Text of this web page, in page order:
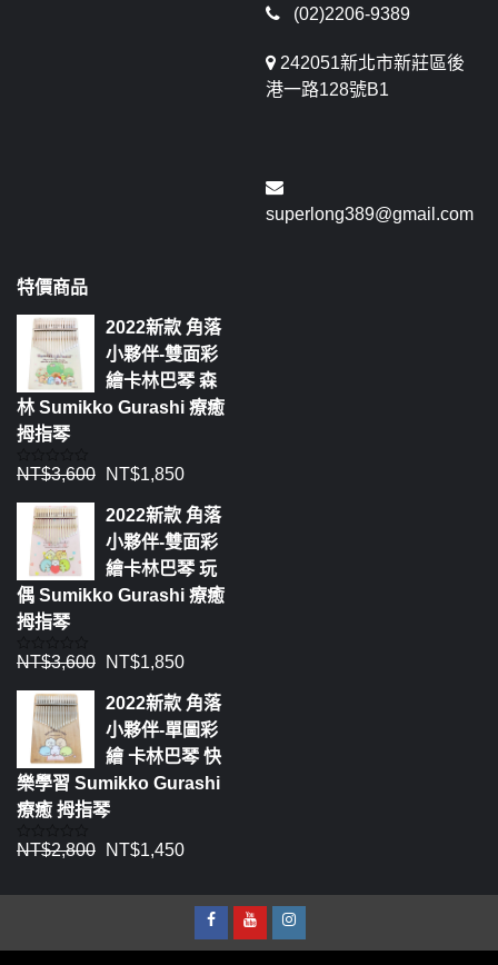
(02)2206-9389
242051新北市新莊區後
港一路128號B1
superlong389@gmail.com
特價商品
2022新款 角落
小夥伴-雙面彩
繪卡林巴琴 森
林 Sumikko Gurashi 療癒
拇指琴
評
0
NT$3,600 NT$1,850
2022新款 角落
小夥伴-雙面彩
繪卡林巴琴 玩
偶 Sumikko Gurashi 療癒
拇指琴
評
0
NT$3,600 NT$1,850
2022新款 角落
小夥伴-單圖彩
繪 卡林巴琴 快
樂學習 Sumikko Gurashi
療癒 拇指琴
評
NT$2,800 NT$1,450